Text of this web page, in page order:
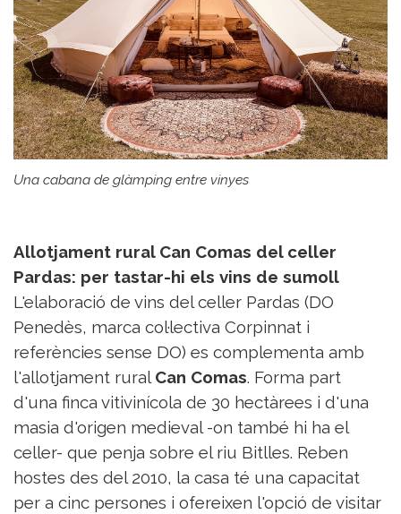
Una cabana de glàmping entre vinyes
Allotjament rural Can Comas del celler
Pardas: per tastar-hi els vins de sumoll
L'elaboració de vins del celler Pardas (DO
Penedès, marca col·lectiva Corpinnat i
referències sense DO) es complementa amb
l'allotjament rural Can Comas. Forma part
d'una finca vitivinícola de 30 hectàrees i d'una
masia d'origen medieval -on també hi ha el
celler- que penja sobre el riu Bitlles. Reben
hostes des del 2010, la casa té una capacitat
per a cinc persones i ofereixen l'opció de visitar